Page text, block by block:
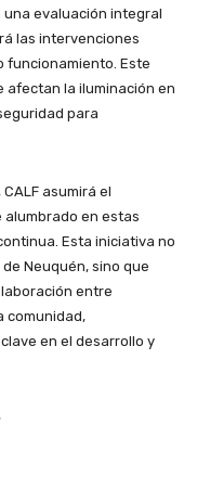
una evaluación integral
las intervenciones
funcionamiento. Este
afectan la iluminación en
para
asumirá el
en estas
Esta iniciativa no
Neuquén, sino que
entre
comunidad,
en el desarrollo y